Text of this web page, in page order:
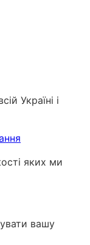
Україні і
яких ми
вашу